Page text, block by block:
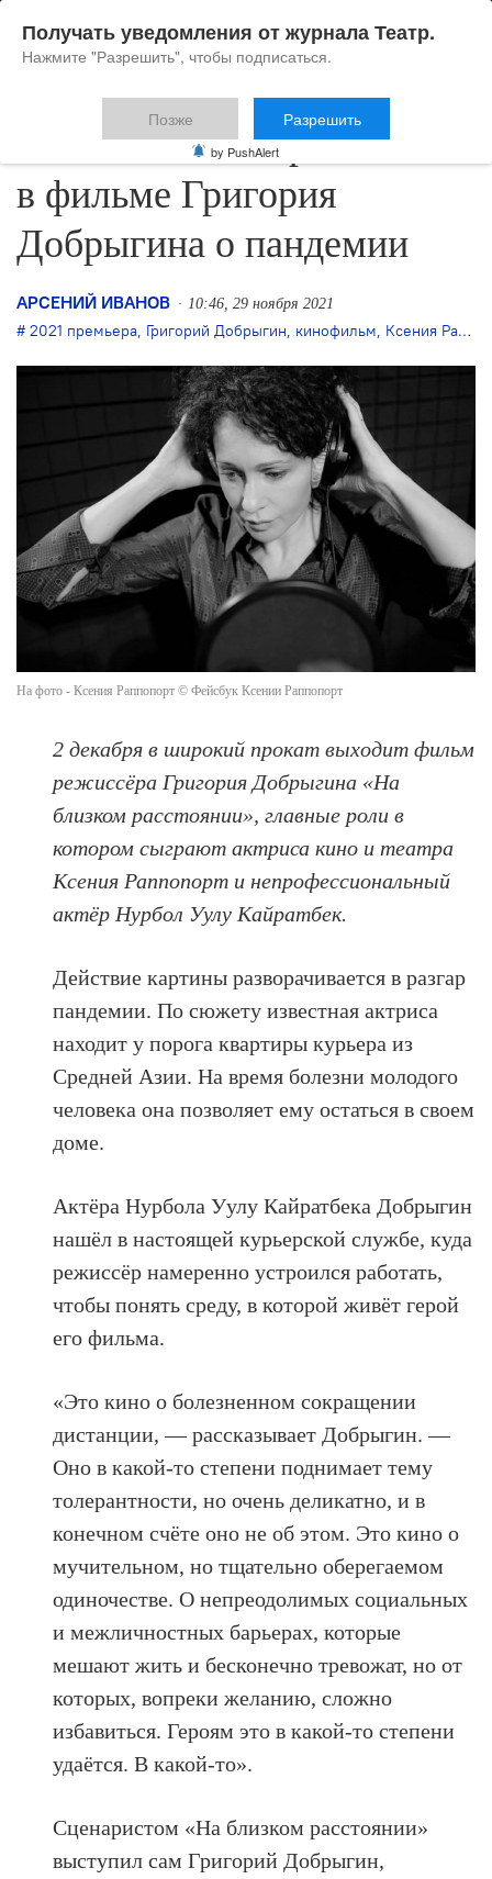
Ксения Раппопорт снялась
в фильме Григория
Добрыгина о пандемии
АРСЕНИЙ ИВАНОВ 10:46, 29 ноября 2021
2021 премьера, Григорий Добрыгин, кинофильм, Ксения Раппопорт
На фото - Ксения Раппопорт © Фейсбук Ксении Раппопорт
2 декабря в широкий прокат выходит фильм
режиссёра Григория Добрыгина «На
близком расстоянии», главные роли в
котором сыграют актриса кино и театра
Ксения Раппопорт и непрофессиональный
актёр Нурбол Уулу Кайратбек.
Действие картины разворачивается в разгар
пандемии. По сюжету известная актриса
находит у порога квартиры курьера из
Средней Азии. На время болезни молодого
человека она позволяет ему остаться в своем
доме.
Актёра Нурбола Уулу Кайратбека Добрыгин
нашёл в настоящей курьерской службе, куда
режиссёр намеренно устроился работать,
чтобы понять среду, в которой живёт герой
его фильма.
«Это кино о болезненном сокращении
дистанции, — рассказывает Добрыгин. —
Оно в какой-то степени поднимает тему
толерантности, но очень деликатно, и в
конечном счёте оно не об этом. Это кино о
мучительном, но тщательно оберегаемом
одиночестве. О непреодолимых социальных
и межличностных барьерах, которые
мешают жить и бесконечно тревожат, но от
которых, вопреки желанию, сложно
избавиться. Героям это в какой-то степени
удаётся. В какой-то».
Сценаристом «На близком расстоянии»
выступил сам Григорий Добрыгин,
Получать уведомления от журнала Театр.
Нажмите "Разрешить", чтобы подписаться.
Позже Разрешить
by PushAlert